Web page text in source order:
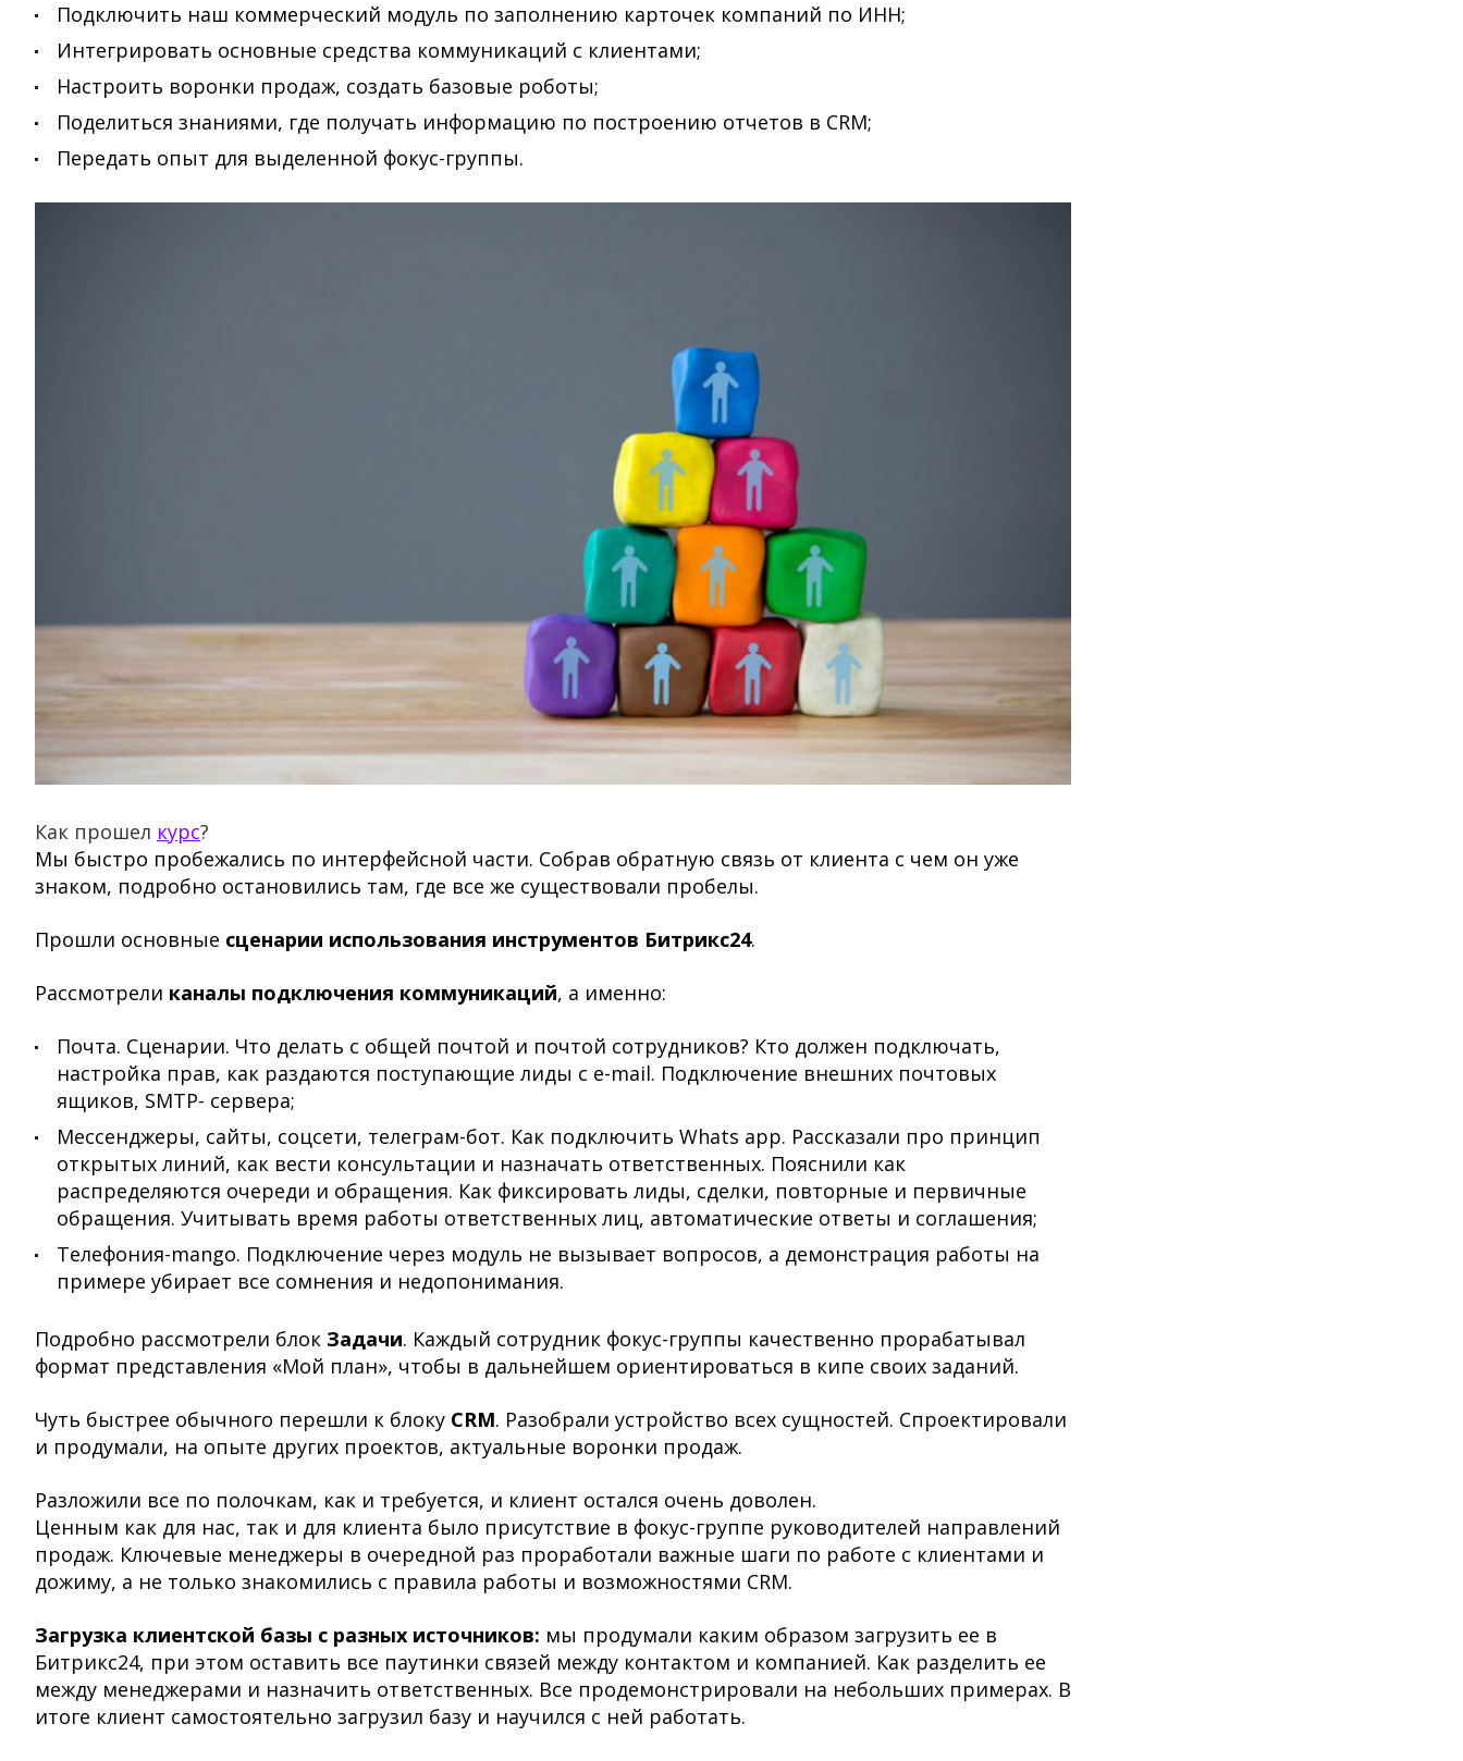
Подключить наш коммерческий модуль по заполнению карточек компаний по ИНН;
Интегрировать основные средства коммуникаций с клиентами;
Настроить воронки продаж, создать базовые роботы;
Поделиться знаниями, где получать информацию по построению отчетов в CRM;
Передать опыт для выделенной фокус-группы.
Как прошел курс?
Мы быстро пробежались по интерфейсной части. Собрав обратную связь от клиента с чем он уже
знаком, подробно остановились там, где все же существовали пробелы.
Прошли основные сценарии использования инструментов Битрикс24.
Рассмотрели каналы подключения коммуникаций, а именно:
Почта. Сценарии. Что делать с общей почтой и почтой сотрудников? Кто должен подключать,
настройка прав, как раздаются поступающие лиды с e-mail. Подключение внешних почтовых
ящиков, SMTP- сервера;
Мессенджеры, сайты, соцсети, телеграм-бот. Как подключить Whats app. Рассказали про принцип
открытых линий, как вести консультации и назначать ответственных. Пояснили как
распределяются очереди и обращения. Как фиксировать лиды, сделки, повторные и первичные
обращения. Учитывать время работы ответственных лиц, автоматические ответы и соглашения;
Телефония-mango. Подключение через модуль не вызывает вопросов, а демонстрация работы на
примере убирает все сомнения и недопонимания.
Подробно рассмотрели блок Задачи. Каждый сотрудник фокус-группы качественно прорабатывал
формат представления «Мой план», чтобы в дальнейшем ориентироваться в кипе своих заданий.
Чуть быстрее обычного перешли к блоку CRM. Разобрали устройство всех сущностей. Спроектировали
и продумали, на опыте других проектов, актуальные воронки продаж.
Разложили все по полочкам, как и требуется, и клиент остался очень доволен.
Ценным как для нас, так и для клиента было присутствие в фокус-группе руководителей направлений
продаж. Ключевые менеджеры в очередной раз проработали важные шаги по работе с клиентами и
дожиму, а не только знакомились с правила работы и возможностями CRM.
Загрузка клиентской базы с разных источников: мы продумали каким образом загрузить ее в
Битрикс24, при этом оставить все паутинки связей между контактом и компанией. Как разделить ее
между менеджерами и назначить ответственных. Все продемонстрировали на небольших примерах. В
итоге клиент самостоятельно загрузил базу и научился с ней работать.